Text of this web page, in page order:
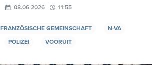
08.06.2026 11:55
FRANZÖSISCHE GEMEINSCHAFT
N-VA
POLIZEI
VOORUIT